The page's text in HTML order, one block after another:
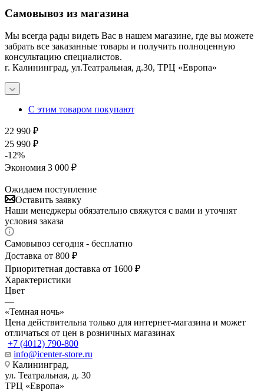
Самовывоз из магазина
Мы всегда рады видеть Вас в нашем магазине, где вы можете
забрать все заказанные товары и получить полноценную
консультацию специалистов.
г. Калининград, ул.Театральная, д.30, ТРЦ «Европа»
С этим товаром покупают
22 990 ₽
25 990 ₽
-12%
Экономия 3 000 ₽
Ожидаем поступление
Оставить заявку
Наши менеджеры обязательно свяжутся с вами и уточнят
условия заказа
Самовывоз сегодня - бесплатно
Доставка от 800 ₽
Приоритетная доставка от 1600 ₽
Характеристики
Цвет
—
«Темная ночь»
Цена действительна только для интернет-магазина и может
отличаться от цен в розничных магазинах
+7 (4012) 790-800
info@icenter-store.ru
Калининград,
ул. Театральная, д. 30
ТРЦ «Европа»